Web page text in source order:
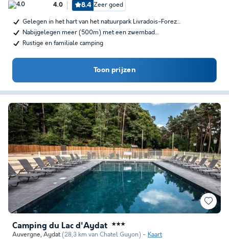
4.0 8.4 Zeer goed
Gelegen in het hart van het natuurpark Livradois-Forez…
Nabijgelegen meer (500m) met een zwembad…
Rustige en familiale camping
Toon prijzen
Camping du Lac d'Aydat ★★★
Auvergne, Aydat (28,3 km van Chatel Guyon) Kaart